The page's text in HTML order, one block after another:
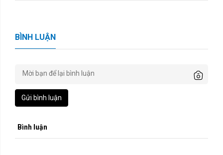
BÌNH LUẬN
Gửi bình luận
Bình luận